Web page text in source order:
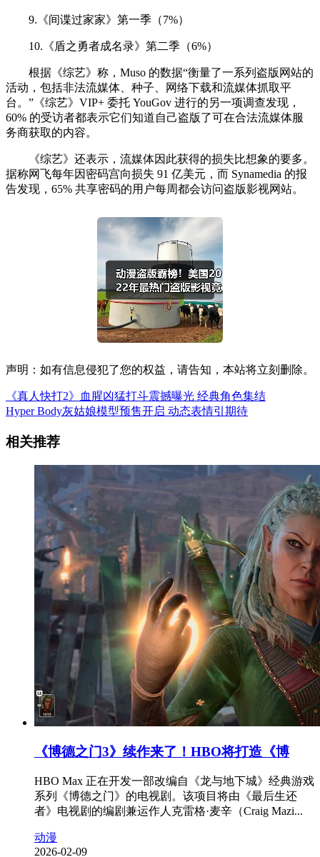
9.《间谍过家家》第一季（7%）
10.《盾之勇者成名录》第二季（6%）
根据《综艺》称，Muso 的数据“衡量了一系列盗版网站的
活动，包括非法流媒体、种子、网络下载和流媒体抓取平
台。”《综艺》VIP+ 委托 YouGov 进行的另一项调查发现，
60% 的受访者都表示它们知道自己盗版了可在合法流媒体服
务商获取的内容。
《综艺》还表示，流媒体因此获得的损失比想象的要多。
据称网飞每年因密码宫向损失 91 亿美元，而 Synamedia 的报
告发现，65% 共享密码的用户每周都会访问盗版影视网站。
声明：如有信息侵犯了您的权益，请告知，本站将立刻删除。
《真人快打2》血腥凶猛打斗震撼曝光 经典角色集结
Hyper Body灰姑娘模型预售开启 动态表情引期待
相关推荐
《博德之门3》续作来了！HBO将打造《博
HBO Max 正在开发一部改编自《龙与地下城》经典游戏
系列《博德之门》的电视剧。该项目将由《最后生还
者》电视剧的编剧兼运作人克雷格·麦辛（Craig Mazi...
动漫
2026-02-09